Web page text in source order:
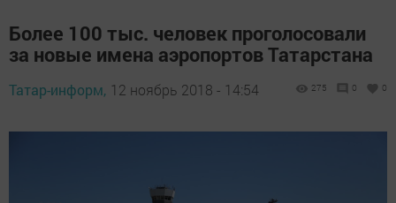
Более 100 тыс. человек проголосовали
за новые имена аэропортов Татарстана
Татар-информ, 12 ноябрь 2018 - 14:54 275 0 0